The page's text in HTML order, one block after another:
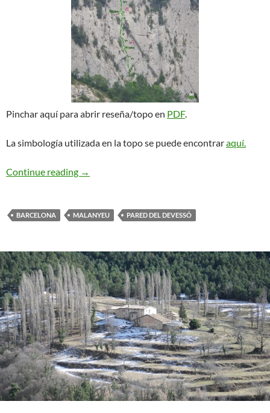
Pinchar aquí para abrir reseña/topo en PDF.
La simbología utilizada en la topo se puede encontraraquí.
Continue reading Adéu Espanya. Malanyeu
→
BARCELONA MALANYEU PARED DEL DEVESSÓ